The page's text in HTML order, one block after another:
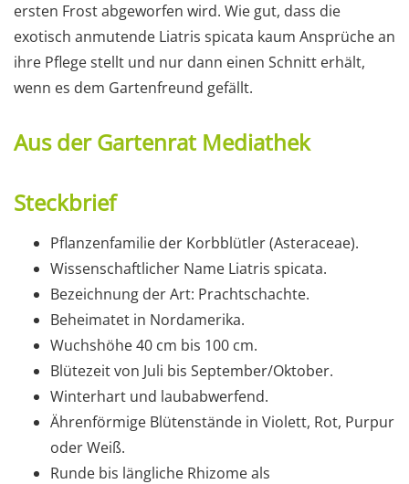
ersten Frost abgeworfen wird. Wie gut, dass die
exotisch anmutende Liatris spicata kaum Ansprüche an
ihre Pflege stellt und nur dann einen Schnitt erhält,
wenn es dem Gartenfreund gefällt.
Aus der Gartenrat Mediathek
Steckbrief
Pflanzenfamilie der Korbblütler (Asteraceae).
Wissenschaftlicher Name Liatris spicata.
Bezeichnung der Art: Prachtschachte.
Beheimatet in Nordamerika.
Wuchshöhe 40 cm bis 100 cm.
Blütezeit von Juli bis September/Oktober.
Winterhart und laubabwerfend.
Ährenförmige Blütenstände in Violett, Rot, Purpur
oder Weiß.
Runde bis längliche Rhizome als